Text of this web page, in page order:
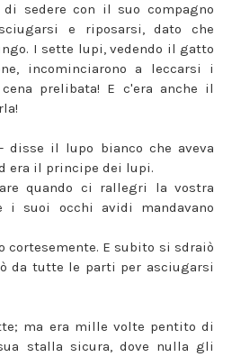
sedere con il suo compagno
e riposarsi, dato che
I sette lupi, vedendo il gatto
incominciarono a leccarsi i
prelibata! E c'era anche il
disse il lupo bianco che aveva
era il principe dei lupi.
quando ci rallegri la vostra
i suoi occhi avidi mandavano
cortesemente. E subito si sdraiò
da tutte le parti per asciugarsi
ma era mille volte pentito di
stalla sicura, dove nulla gli